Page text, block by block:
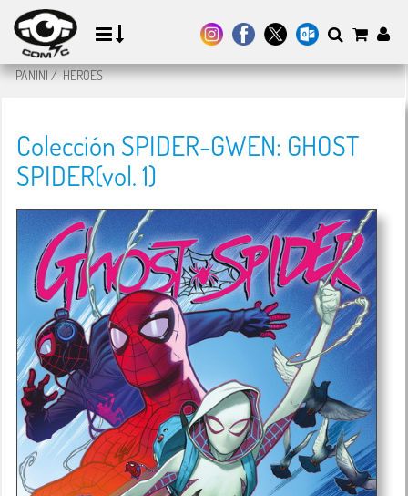
PANINI/HEROES
Colección SPIDER-GWEN: GHOST
SPIDER(vol. 1)